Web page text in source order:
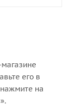
его в
на